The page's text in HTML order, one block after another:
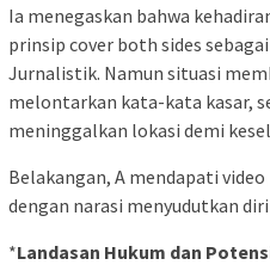
Ia menegaskan bahwa
prinsip cover both sides
Jurnalistik. Namun situasi
melontarkan kata-kata kasar,
meninggalkan lokasi demi
Belakangan, A mendapati
dengan narasi menyudutkan
*Landasan Hukum dan